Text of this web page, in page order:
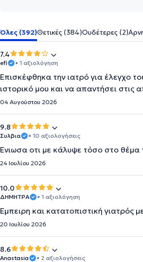
Όλες (392)Θετικές (384)Ουδέτερες (2)
7.4
efi • 1 αξιολόγηση
Επισκέφθηκα την ιατρό για έλεγχο
ιστορικό μου και να απαντήσει στις
04 Αυγούστου 2026
9.8
Συλβια • 10 αξιολογήσεις
Ένιωσα οτι με κάλυψε τόσο στο θέμα
24 Ιουλίου 2026
10.0
ΔΗΜΗΤΡΑ • 1 αξιολόγηση
Έμπειρη και κατατοπιστική γιατρός
20 Ιουλίου 2026
8.6
Anastasia • 2 αξιολογήσεις